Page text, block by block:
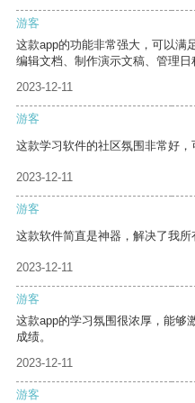
游客
这款app的功能非常强大，可以满
编辑文档、制作演示文稿、管理日
2023-12-11
游客
这款学习软件的社区氛围非常好，
2023-12-11
游客
这款软件简直是神器，解决了我所
2023-12-11
游客
这款app的学习氛围很浓厚，能够
成绩。
2023-12-11
游客